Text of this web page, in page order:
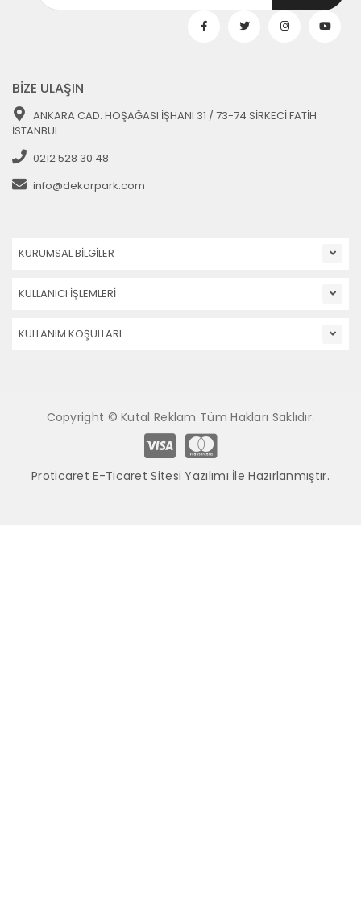
BİZE ULAŞIN
ANKARA CAD. HOŞAĞASI İŞHANI 31 / 73-74 SİRKECİ FATİH
İSTANBUL
0212 528 30 48
info@dekorpark.com
KURUMSAL BİLGİLER
KULLANICI İŞLEMLERİ
KULLANIM KOŞULLARI
Copyright © Kutal Reklam Tüm Hakları Saklıdır.
Proticaret E-Ticaret Sitesi Yazılımı İle Hazırlanmıştır.